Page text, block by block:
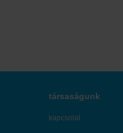
társaságunk
kapcsolat